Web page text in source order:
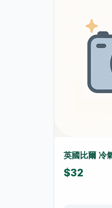
英國比爾 冷
$32